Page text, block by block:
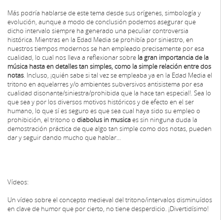
Más podría hablarse de este tema desde sus orígenes, simbología y
evolución, aunque a modo de conclusión podemos asegurar que
dicho intervalo siempre ha generado una peculiar controversia
histórica. Mientras en la Edad Media se prohibía por siniestro, en
nuestros tiempos modernos se han empleado precisamente por esa
cualidad, lo cual nos lleva a reflexionar sobre la gran importancia de la
música hasta en detalles tan simples,como la simple relación entre dos
notas. Incluso, ¡quién sabe si tal vez se empleaba ya en la Edad Media el
tritono en aquelarres y/o ambientes subversivos antisistema por esa
cualidad disonante/siniestra/prohibida que la hace tan especial!. Sea lo
que sea y por los diversos motivos históricos y de efecto en el ser
humano, lo que sí es seguro es que sea cual haya sido su empleo o
prohibición, el tritono o diabolus in musicaes sin ninguna duda la
demostración práctica de que algo tan simple como dos notas, pueden
dar y seguir dando mucho que hablar...
Vídeos:
Un vídeo sobre el concepto medieval del tritono/intervalos disminuídos
en clave de humor que por cierto, no tiene desperdicio. ¡Divertidísimo!